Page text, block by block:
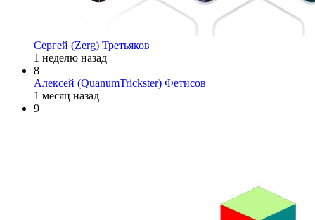
Сергей (Zerg) Третьяков
1 неделю назад
8
Алексей (QuanumTrickster) Фетисов
1 месяц назад
9